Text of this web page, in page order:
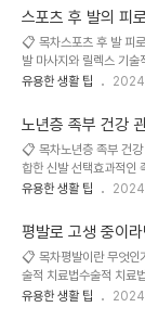
특히 장시간 서 있거나
체의 축소판으로 불리며
를 반영합니다. 족부 마
촉진하고 근육의 긴장을
감소시키고 심리적 안정
합니다. 간단한 기술과 도
기능을 활성화시켜 전반
스포츠 후 발의 피
📋 목차스포츠 후 발 피
발 마사지와 릴렉스 기술
게 식히는 방법피로 회복
해 필수적이지만, 운동
정이 동반되어야 합니다.
을 흡수하는 부위이므로
건강을 유지하고 운동 성
과 효과적인 방법에 대해
있습니다. 발의 근육과
유용한 생활 팁
노년층 족부 건강
📋 목차노년층 족부 건
합한 신발 선택효과적인
강에 도움되는 영양소필
성을 유지하는 데 있어
책임지는 핵심 부위로,
있습니다. 건강한 발은
방지하고, 통증 감소와
다. 노년층 족부 건강 관
유용한 생활 팁
평발로 고생 중이
📋 목차평발이란 무엇인
술적 치료법수술적 치료
주 묻는 질문 FAQ평발은
유용한 생활 팁